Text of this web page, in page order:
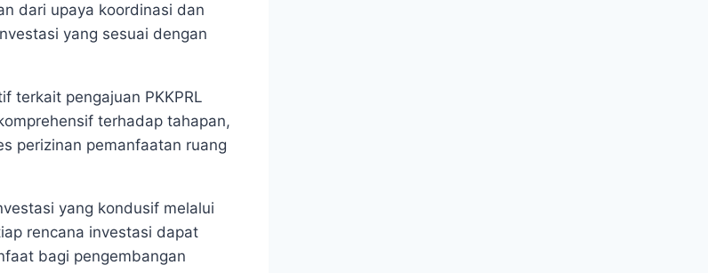
dari upaya koordinasi dan
yang sesuai dengan
terkait pengajuan PKKPRL
terhadap tahapan,
perizinan pemanfaatan ruang
yang kondusif melalui
rencana investasi dapat
bagi pengembangan